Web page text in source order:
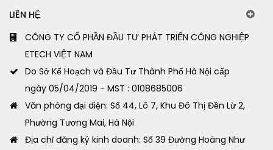
LIÊN HỆ
CÔNG TY CỔ PHẦN ĐẦU TƯ PHÁT TRIỂN CÔNG NGHIỆP
ETECH VIỆT NAM
Do Sở Kế Hoạch và Đầu Tư Thành Phố Hà Nội cấp
ngày 05/04/2019 - MST : 0108685006
Văn phòng đại diện: Số 44, Lô 7, Khu Đô Thị Đền Lừ 2,
Phường Tương Mai, Hà Nội
Địa chỉ đăng ký kinh doanh: Số 39 Đường Hoàng Như